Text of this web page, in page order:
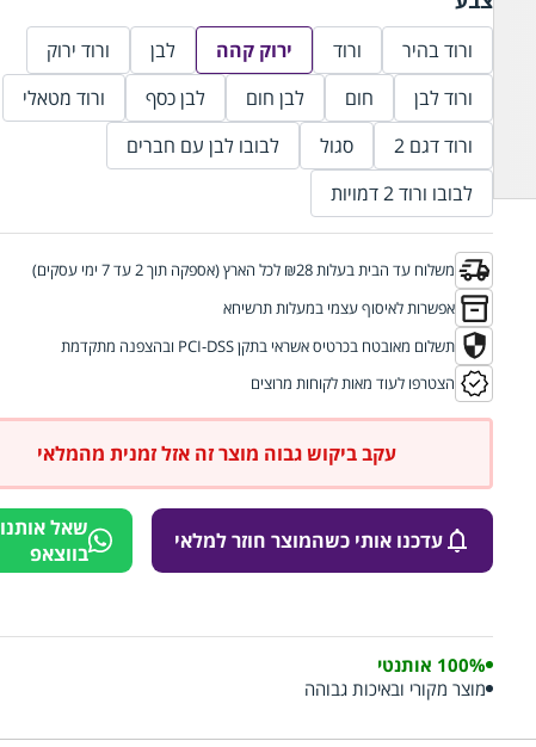
ורוד בהיר ורוד ירוק קהה לבן
ורוד ירוק
ורוד לבן
חום לבן חום לבן כסף
ורוד מטאלי
ורוד דגם 2
סגול
לבובו לבן עם חברים
לבובו ורוד 2 דמויות
משלוח עד הבית בעלות ₪28 לכל הארץ (אספקה תוך 2 עד 7 ימי עסקים)
אפשרות לאיסוף עצמי במעלות תרשיחא
תשלום מאובטח בכרטיס אשראי בתקן PCI-DSS ובהצפנה מתקדמת
הצטרפו לעוד מאות לקוחות מרוצים
עקב ביקוש גבוה מוצר זה אזל זמנית מהמלאי
עדכנו אותי כשהמוצר חוזר למלאי
שאל אותנו
בווצאפ
100% אותנטי
מוצר מקורי ובאיכות גבוהה